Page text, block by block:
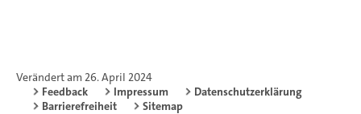
Verändert am 26. April 2024
Feedback
Impressum
Datenschutzerklärung
Barrierefreiheit
Sitemap